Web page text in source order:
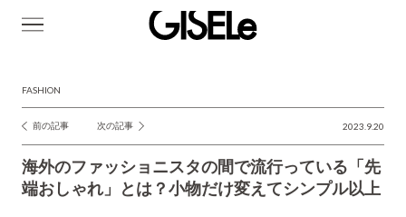
FASHION
投
稿
ナ
前の記事 次の記事 2023.9.20
海外のファッショニスタの間で流行っている「先
端おしゃれ」とは？小物だけ変えてシンプル以上